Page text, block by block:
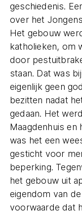
geschiedenis.
over het
Het gebouw
katholieken, om
door
staan. Dat was
eigenlijk geen
bezitten nadat
gedaan. Het
Maagdenhuis en
was het een
gesticht voor
beperking.
het gebouw uit
eigendom van
voorwaarde dat